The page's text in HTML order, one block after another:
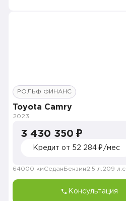
РОЛЬФ ФИНАНС
Toyota Camry
2023
3 430 350 ₽
Кредит от 52 284 ₽/мес
64000 кмСедан Бензин2.5 л. 209 л.с.
Консультация